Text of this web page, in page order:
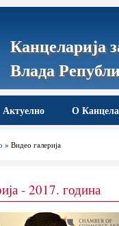
Канцеларија
Влада
Актуелно О
» Видео галерија
- 2017. година